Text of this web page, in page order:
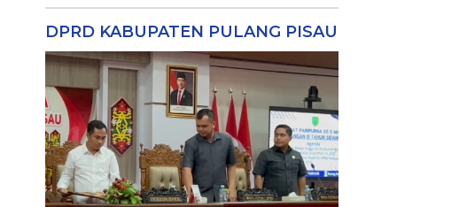
DPRD KABUPATEN PULANG PISAU